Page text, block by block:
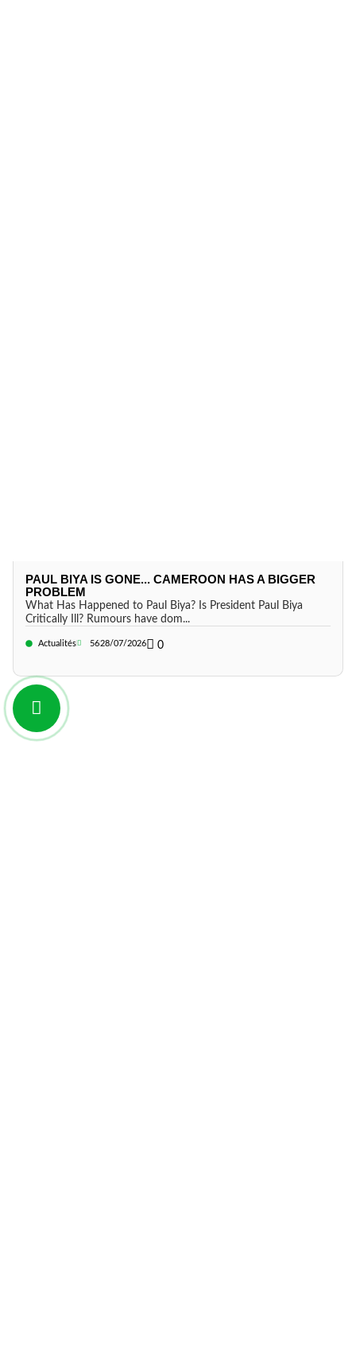
PAUL BIYA IS GONE... CAMEROON HAS A BIGGER
PROBLEM
What Has Happened to Paul Biya? Is President Paul Biya
Critically Ill? Rumours have dom...
Actualités 5628/07/2026 0